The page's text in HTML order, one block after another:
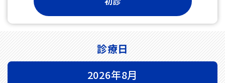
診療日
2026年8月